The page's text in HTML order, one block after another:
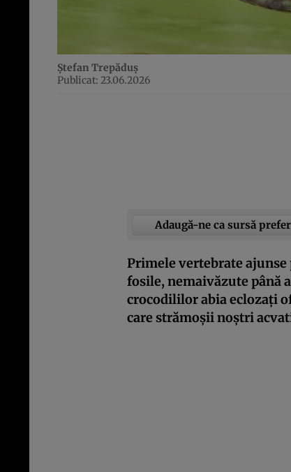
Ștefan Trepăduș
Publicat: 23.06.2026
Adaugă-ne ca sursă
Primele vertebrate ajunse
fosile, nemaivăzute până
crocodililor abia eclozați
care strămoșii noștri